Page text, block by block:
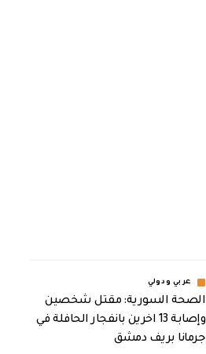
عربي ودولي
الصحة السورية: مقتل شخصين
وإصابة 13 اخرين بانفجار الحافلة في
جرمانا بريف دمشق